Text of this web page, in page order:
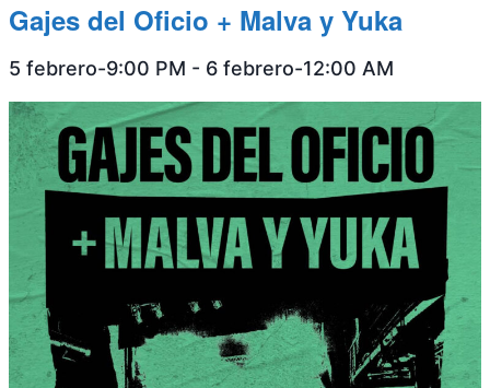
Gajes del Oficio + Malva y Yuka
5 febrero-9:00 PM - 6 febrero-12:00 AM